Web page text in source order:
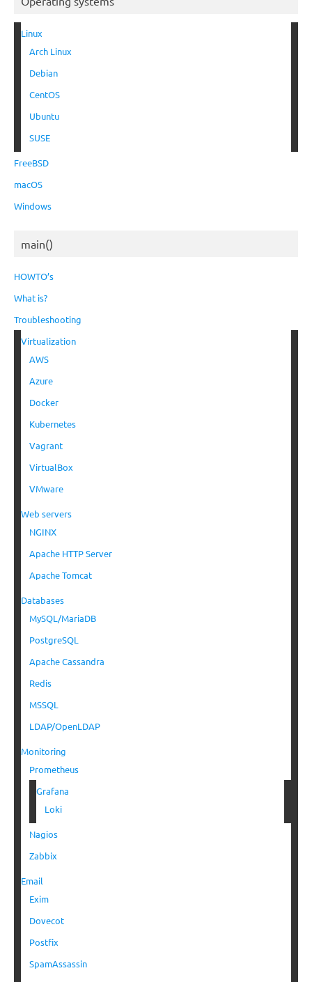
Linux
Arch Linux
Debian
CentOS
Ubuntu
SUSE
FreeBSD
macOS
Windows
main()
HOWTO’s
What is?
Troubleshooting
Virtualization
AWS
Azure
Docker
Kubernetes
Vagrant
VirtualBox
VMware
Web servers
NGINX
Apache HTTP Server
Apache Tomcat
Databases
MySQL/MariaDB
PostgreSQL
Apache Cassandra
Redis
MSSQL
LDAP/OpenLDAP
Monitoring
Prometheus
Grafana
Loki
Nagios
Zabbix
Email
Exim
Dovecot
Postfix
SpamAssassin